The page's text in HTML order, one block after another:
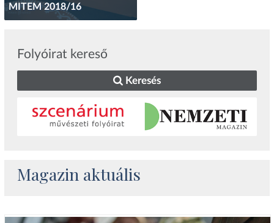
MITEM 2018/16
Folyóirat kereső
Keresés
Magazin aktuális